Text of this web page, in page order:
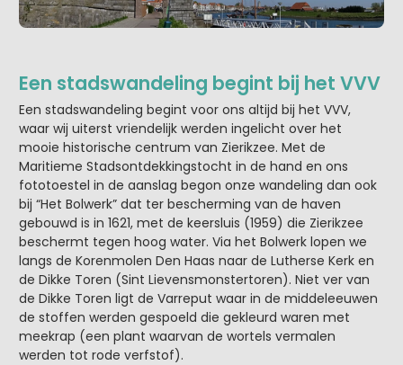
Een stadswandeling begint bij het VVV
Een stadswandeling begint voor ons altijd bij het VVV,
waar wij uiterst vriendelijk werden ingelicht over het
mooie historische centrum van Zierikzee. Met de
Maritieme Stadsontdekkingstocht in de hand en ons
fototoestel in de aanslag begon onze wandeling dan ook
bij “Het Bolwerk” dat ter bescherming van de haven
gebouwd is in 1621, met de keersluis (1959) die Zierikzee
beschermt tegen hoog water. Via het Bolwerk lopen we
langs de Korenmolen Den Haas naar de Lutherse Kerk en
de Dikke Toren (Sint Lievensmonstertoren). Niet ver van
de Dikke Toren ligt de Varreput waar in de middeleeuwen
de stoffen werden gespoeld die gekleurd waren met
meekrap (een plant waarvan de wortels vermalen
werden tot rode verfstof).